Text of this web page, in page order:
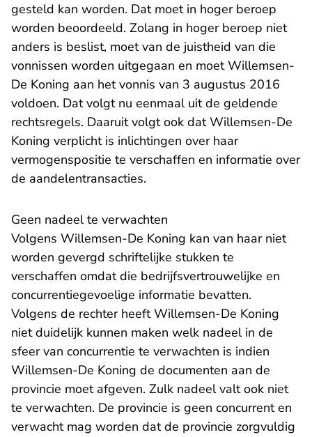
gesteld kan worden. Dat moet in hoger beroep
worden beoordeeld. Zolang in hoger beroep niet
anders is beslist, moet van de juistheid van die
vonnissen worden uitgegaan en moet Willemsen-
De Koning aan het vonnis van 3 augustus 2016
voldoen. Dat volgt nu eenmaal uit de geldende
rechtsregels. Daaruit volgt ook dat Willemsen-De
Koning verplicht is inlichtingen over haar
vermogenspositie te verschaffen en informatie over
de aandelentransacties.
Geen nadeel te verwachten
Volgens Willemsen-De Koning kan van haar niet
worden gevergd schriftelijke stukken te
verschaffen omdat die bedrijfsvertrouwelijke en
concurrentiegevoelige informatie bevatten.
Volgens de rechter heeft Willemsen-De Koning
niet duidelijk kunnen maken welk nadeel in de
sfeer van concurrentie te verwachten is indien
Willemsen-De Koning de documenten aan de
provincie moet afgeven. Zulk nadeel valt ook niet
te verwachten. De provincie is geen concurrent en
verwacht mag worden dat de provincie zorgvuldig